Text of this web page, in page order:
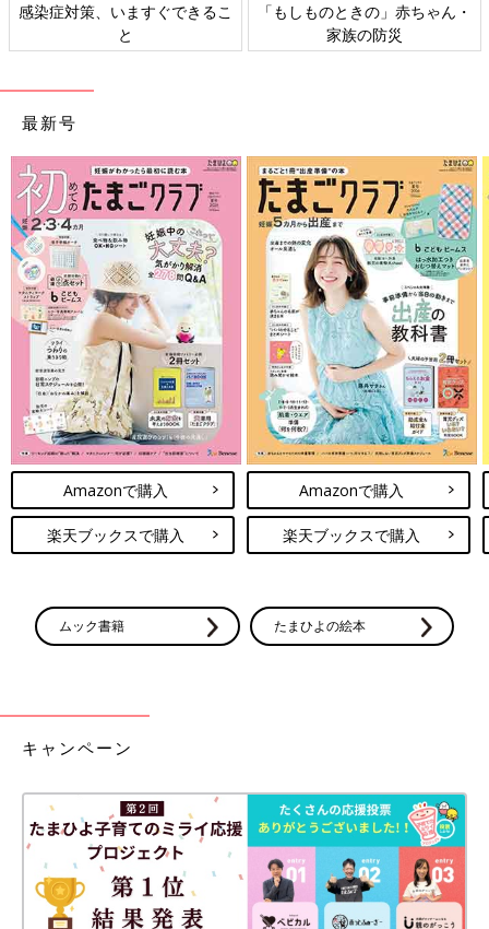
感染症対策、いますぐできるこ
と
「もしものときの」赤ちゃん・
家族の防災
最新号
Amazonで購入
楽天ブックスで購入
Amazonで購入
楽天ブックスで購入
ムック書籍 たまひよの絵本
キャンペーン